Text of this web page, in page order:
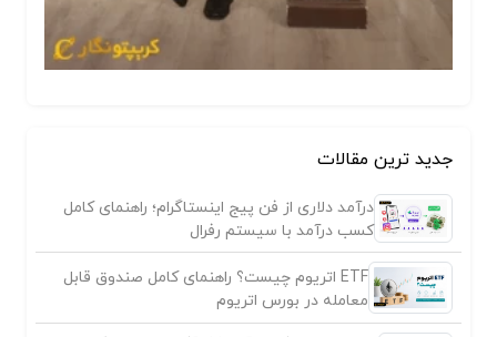
جدید ترین مقالات
درآمد دلاری از فن پیج اینستاگرام؛ راهنمای کامل
کسب درآمد با سیستم رفرال
ETF اتریوم چیست؟ راهنمای کامل صندوق قابل
معامله در بورس اتریوم